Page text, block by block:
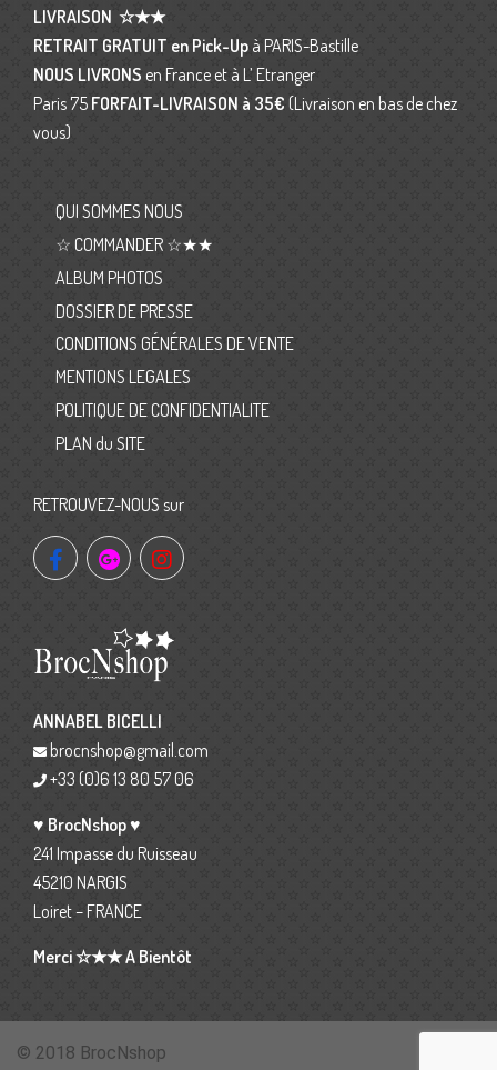
LIVRAISON ☆★★
RETRAIT GRATUIT en Pick-Up à PARIS-Bastille
NOUS LIVRONS en France et à L’ Etranger
Paris 75 FORFAIT-LIVRAISON à 35€ (Livraison en bas de chez
vous)
QUI SOMMES NOUS
☆ COMMANDER ☆★★
ALBUM PHOTOS
DOSSIER DE PRESSE
CONDITIONS GÉNÉRALES DE VENTE
MENTIONS LEGALES
POLITIQUE DE CONFIDENTIALITE
PLAN du SITE
RETROUVEZ-NOUS sur
ANNABEL BICELLI
brocnshop@gmail.com
+33 (0)6 13 80 57 06
♥ BrocNshop ♥
241 Impasse du Ruisseau
45210 NARGIS
Loiret – FRANCE
Merci ☆★★ A Bientôt
© 2018 BrocNshop